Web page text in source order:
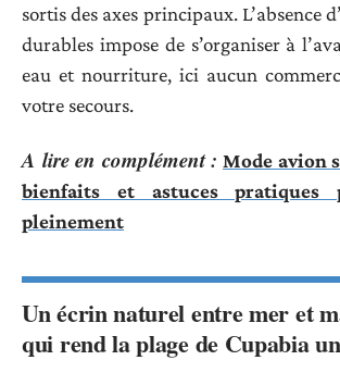
sortis des axes principaux. L’absence
durables impose de s’organiser à
eau et nourriture, ici aucun
votre secours.
A lire en complément : Mode avion
bienfaits et astuces pratiques
pleinement
Un écrin naturel entre mer et
qui rend la plage de Cupabia